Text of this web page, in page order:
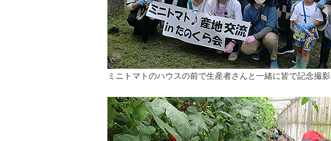
ミニトマトのハウスの前で生産者さんと一緒に皆で記念撮影